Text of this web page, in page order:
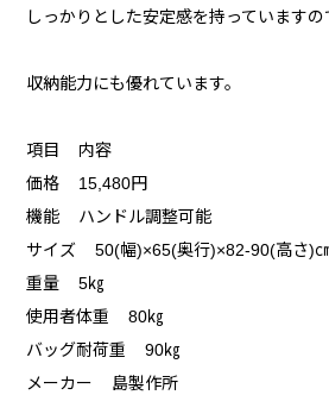
しっかりとした安定感を持っていますの
収納能力にも優れています。
項目 内容
価格 15,480円
機能 ハンドル調整可能
サイズ 50(幅)×65(奥行)×82-90(高さ)
重量 5㎏
使用者体重 80㎏
バッグ耐荷重 90㎏
メーカー 島製作所